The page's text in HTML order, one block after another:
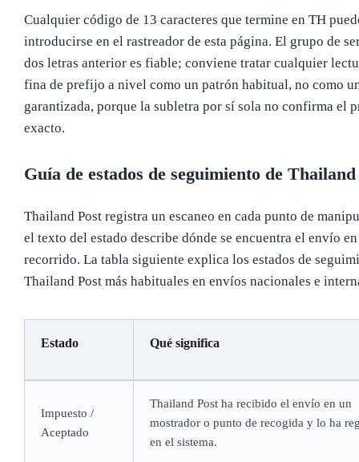
Cualquier código de 13 caracteres que termine en TH
introducirse en el rastreador de esta página. El grupo de
dos letras anterior es fiable; conviene tratar cualquier
fina de prefijo a nivel como un patrón habitual, no como
garantizada, porque la subletra por sí sola no confirma el
exacto.
Guía de estados de seguimiento de Thailand
Thailand Post registra un escaneo en cada punto de
el texto del estado describe dónde se encuentra el envío en
recorrido. La tabla siguiente explica los estados de
Thailand Post más habituales en envíos nacionales e
Estado Qué significa
Impuesto /
Aceptado
Thailand Post ha recibido el envío en un
mostrador o punto de recogida y lo ha
en el sistema.